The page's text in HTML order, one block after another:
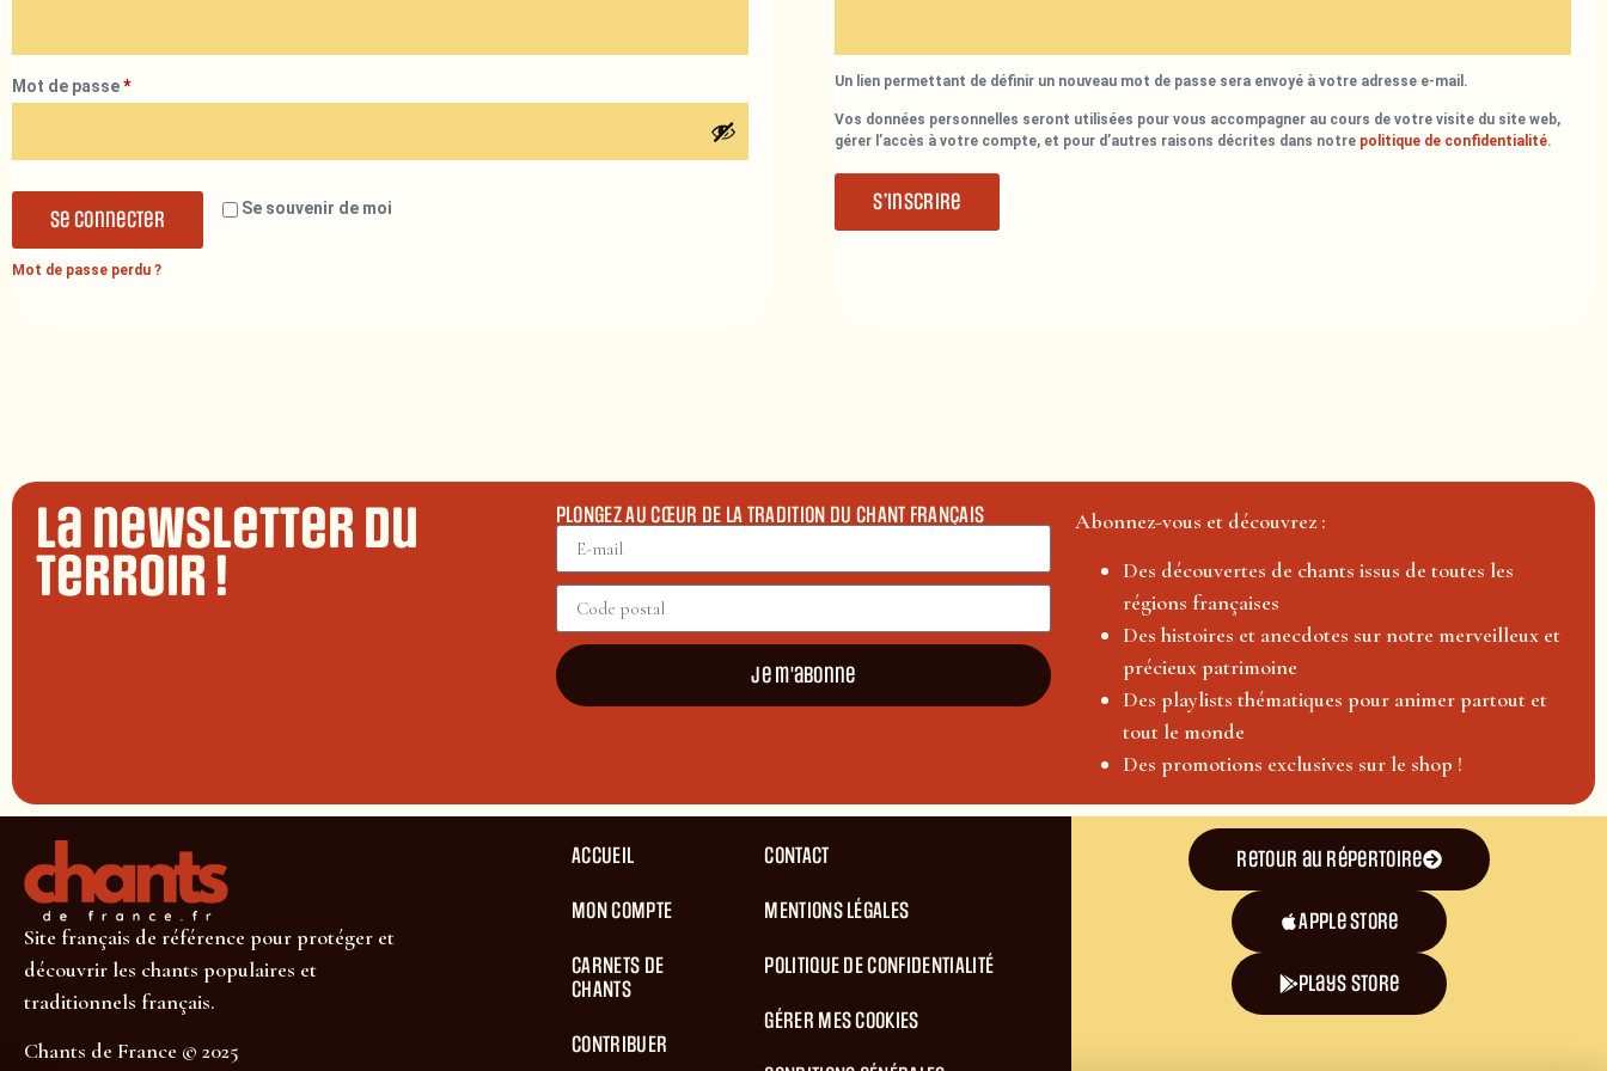
Mot de passe*
Se souvenir de moi
Se connecter
Mot de passe perdu ?
Un lien permettant de définir un nouveau mot de passe sera envoyé à votre adresse e-mail.
Vos données personnelles seront utilisées pour vous accompagner au cours de votre visite du site web,
gérer l’accès à votre compte, et pour d’autres raisons décrites dans notre politique de confidentialité.
S’inscrire
La newsletter du
terroir !
PLONGEZ AU CŒUR DE LA TRADITION DU CHANT FRANÇAIS
Je m'abonne
Abonnez-vous et découvrez :
Des découvertes de chants issus de toutes les
régions françaises
Des histoires et anecdotes sur notre merveilleux et
précieux patrimoine
Des playlists thématiques pour animer partout et
tout le monde
Des promotions exclusives sur le shop !
Site français de référence pour protéger et
découvrir les chants populaires et
traditionnels français.
Chants de France © 2025
ACCUEIL
MON COMPTE
CARNETS DE
CHANTS
CONTRIBUER
CONTACT
MENTIONS LÉGALES
POLITIQUE DE CONFIDENTIALITÉ
GÉRER MES COOKIES
Retour au répertoire
Apple Store
plays store